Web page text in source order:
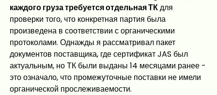
каждого груза требуется отдельная ТКдля
проверки того, что конкретная партия была
произведена в соответствии с органическими
протоколами. Однажды я рассматривал пакет
документов поставщика, где сертификат JAS был
актуальным, но ТК были выданы 14 месяцами ранее -
это означало, что промежуточные поставки не имели
органической прослеживаемости.